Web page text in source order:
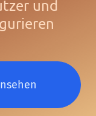
und